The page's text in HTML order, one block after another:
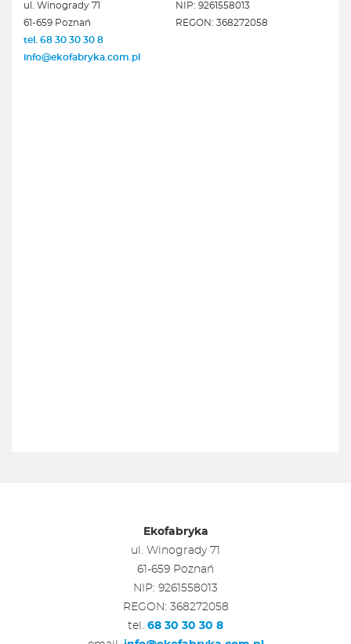
ul. Winogrady 71
61-659 Poznań
tel. 68 30 30 30 8
info@ekofabryka.com.pl
NIP: 9261558013
REGON: 368272058
Ekofabryka
ul. Winogrady 71
61-659 Poznań
NIP: 9261558013
REGON: 368272058
tel. 68 30 30 30 8